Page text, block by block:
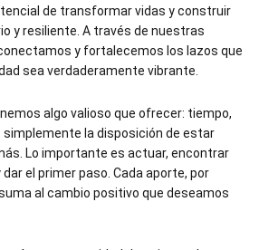
de transformar vidas y construir
y resiliente. A través de nuestras
y fortalecemos los lazos que
sea verdaderamente vibrante.
algo valioso que ofrecer: tiempo,
simplemente la disposición de estar
Lo importante es actuar, encontrar
el primer paso. Cada aporte, por
al cambio positivo que deseamos